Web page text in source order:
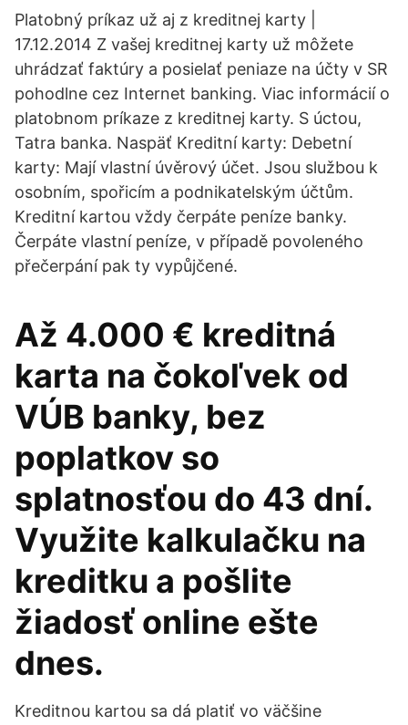
Platobný príkaz už aj z kreditnej karty |
17.12.2014 Z vašej kreditnej karty už môžete
uhrádzať faktúry a posielať peniaze na účty v SR
pohodlne cez Internet banking. Viac informácií o
platobnom príkaze z kreditnej karty. S úctou,
Tatra banka. Naspäť Kreditní karty: Debetní
karty: Mají vlastní úvěrový účet. Jsou službou k
osobním, spořicím a podnikatelským účtům.
Kreditní kartou vždy čerpáte peníze banky.
Čerpáte vlastní peníze, v případě povoleného
přečerpání pak ty vypůjčené.
Až 4.000 € kreditná
karta na čokoľvek od
VÚB banky, bez
poplatkov so
splatnosťou do 43 dní.
Využite kalkulačku na
kreditku a pošlite
žiadosť online ešte
dnes.
Kreditnou kartou sa dá platiť vo väčšine